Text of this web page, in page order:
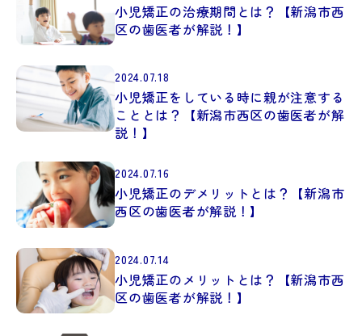
小児矯正の治療期間とは？【新潟市西
区の歯医者が解説！】
2024.07.18
小児矯正をしている時に親が注意する
こととは？【新潟市西区の歯医者が解
説！】
2024.07.16
小児矯正のデメリットとは？【新潟市
西区の歯医者が解説！】
2024.07.14
小児矯正のメリットとは？【新潟市西
区の歯医者が解説！】